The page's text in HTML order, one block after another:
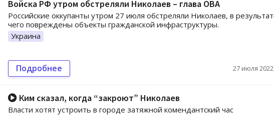
Войска РФ утром обстреляли Николаев – глава ОВА
Российские оккупанты утром 27 июля обстреляли Николаев, в
чего повреждены объекты гражданской инфраструктуры.
Украина
Подробнее 27 июля
Ким сказал, когда “закроют” Николаев
Власти хотят устроить в городе затяжной комендантский час